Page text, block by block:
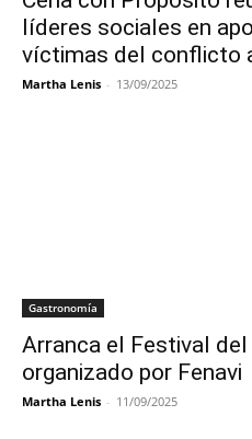
líderes sociales en
víctimas del conflicto
Martha Lenis - 13/09/2025
Gastronomía
Arranca el Festival
organizado por Fenavi
Martha Lenis - 11/09/2025